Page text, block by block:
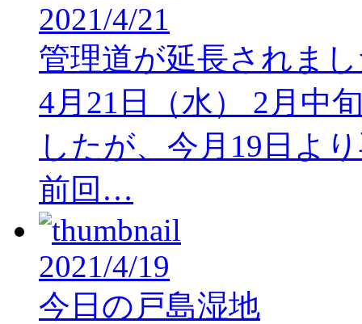
2021/4/21
管理道が延長されま
4月21日（水） 2月中
したが、今月19日よ
前回…
2021/4/19
今日の戸島湿地